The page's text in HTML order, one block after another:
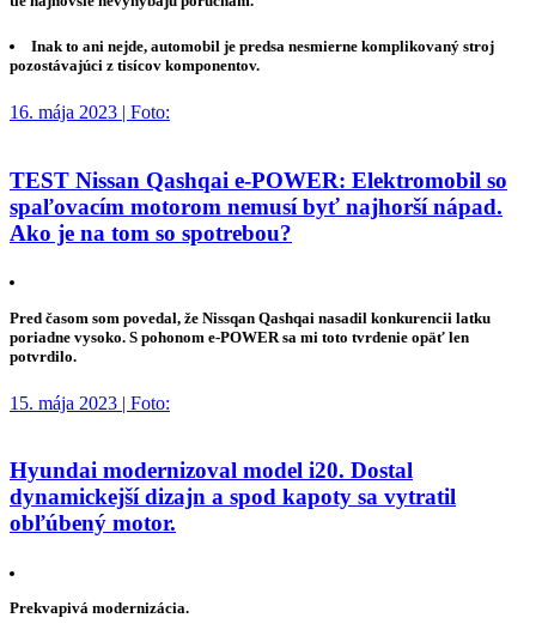
Inak to ani nejde, automobil je predsa nesmierne komplikovaný stroj
pozostávajúci z tisícov komponentov.
16. mája 2023 | Foto:
TEST Nissan Qashqai e-POWER: Elektromobil so
spaľovacím motorom nemusí byť najhorší nápad.
Ako je na tom so spotrebou?
Pred časom som povedal, že Nissqan Qashqai nasadil konkurencii latku
poriadne vysoko. S pohonom e-POWER sa mi toto tvrdenie opäť len
potvrdilo.
15. mája 2023 | Foto:
Hyundai modernizoval model i20. Dostal
dynamickejší dizajn a spod kapoty sa vytratil
obľúbený motor.
Prekvapivá modernizácia.